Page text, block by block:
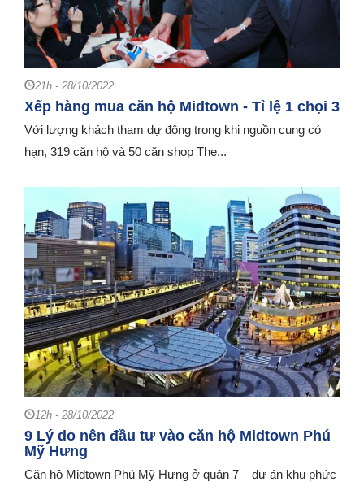
21h - 28/10/2022
Xếp hàng mua căn hộ Midtown - Tỉ lệ 1 chọi 3
Với lượng khách tham dự đông trong khi nguồn cung có
hạn, 319 căn hộ và 50 căn shop The...
12h - 28/10/2022
9 Lý do nên đầu tư vào căn hộ Midtown Phú
Mỹ Hưng
Căn hộ Midtown Phú Mỹ Hưng ở quận 7 – dự án khu phức